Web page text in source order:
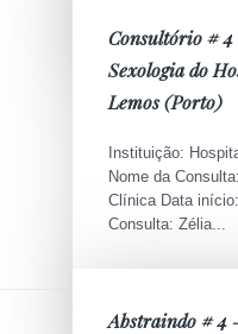
Consultório # 4
Sexologia do
Lemos (Porto)
Instituição:
Nome da
Clínica Data
Consulta: Zélia...
Abstraindo # 4